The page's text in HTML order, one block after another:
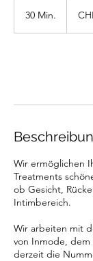
30 Min.
Franken
Wir ermöglichen
Treatments
ob Gesicht,
Intimbereich.
Wir arbeiten mit
von Inmode, dem
derzeit die